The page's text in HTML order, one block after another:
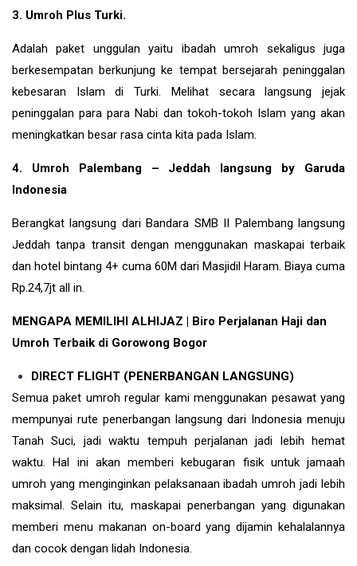
3. Umroh Plus Turki.
Adalah paket unggulan yaitu ibadah umroh sekaligus juga
berkesempatan berkunjung ke tempat bersejarah peninggalan
kebesaran Islam diTurki. Melihat secara langsung jejak
peninggalan para para Nabi dan tokoh-tokoh Islam yang akan
meningkatkan besar rasa cinta kita pada Islam.
4. Umroh Palembang – Jeddah langsung by Garuda
Indonesia
Berangkat langsung dari Bandara SMB II Palembang langsung
Jeddah tanpa transit dengan menggunakan maskapai terbaik
dan hotel bintang 4+ cuma 60M dari Masjidil Haram. Biaya cuma
Rp.24,7jt all in.
MENGAPA MEMILIHI ALHIJAZ | Biro Perjalanan Haji dan
Umroh Terbaik di Gorowong Bogor
DIRECT FLIGHT (PENERBANGAN LANGSUNG)
Semua paket umroh regular kami menggunakan pesawat yang
mempunyai rute penerbangan langsung dari Indonesia menuju
Tanah Suci, jadi waktu tempuh perjalanan jadi lebih hemat
waktu. Hal ini akan memberi kebugaran fisik untuk jamaah
umroh yang menginginkan pelaksanaan ibadah umroh jadi lebih
maksimal. Selain itu, maskapai penerbangan yang digunakan
memberi menu makanan on-board yang dijamin kehalalannya
dan cocok dengan lidah Indonesia.